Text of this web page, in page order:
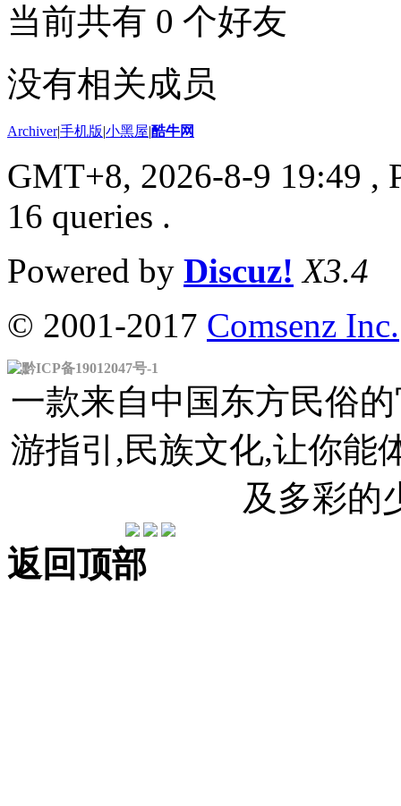
当前共有 0 个好友
没有相关成员
Archiver|手机版|小黑屋|酷牛网
GMT+8, 2026-8-9 19:49 ,
16 queries .
Powered by Discuz! X3.4
© 2001-2017 Comsenz Inc.
黔ICP备19012047号-1
一款来自中国东方民俗
游指引,民族文化,让你能
及多彩的
返回顶部